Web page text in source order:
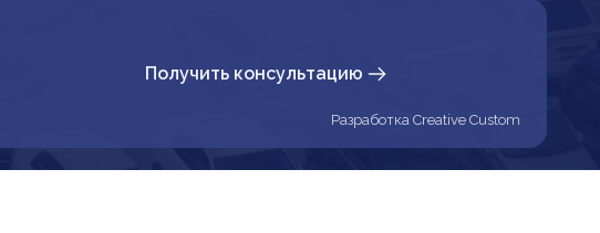
Получить консультацию
Разработка Creative Custom